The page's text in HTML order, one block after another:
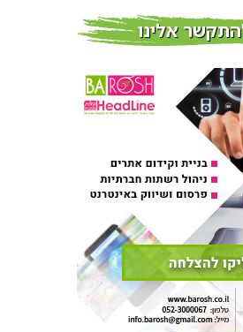
חדש על המדף
כובשת את השטח עם יום
הדרכה מוצלח נוסף
אירועים בארץ
אלינו